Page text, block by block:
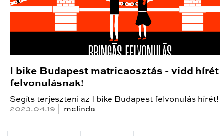
I bike Budapest matricaosztás - vidd hírét
felvonulásnak!
Segíts terjeszteni az I bike Budapest felvonulás hírét!
2023.04.19 | melinda